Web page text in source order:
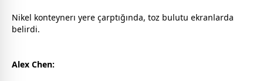
Nikel konteynerı yere çarptığında, toz bulutu ekranlarda
belirdi.
Alex Chen: